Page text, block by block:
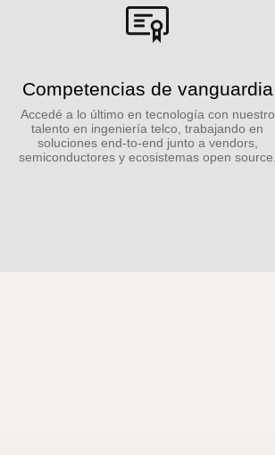
Competencias de vanguardia
Accedé a lo último en tecnología con nuestro
talento en ingeniería telco, trabajando en
soluciones end-to-end junto a vendors,
semiconductores y ecosistemas open source.